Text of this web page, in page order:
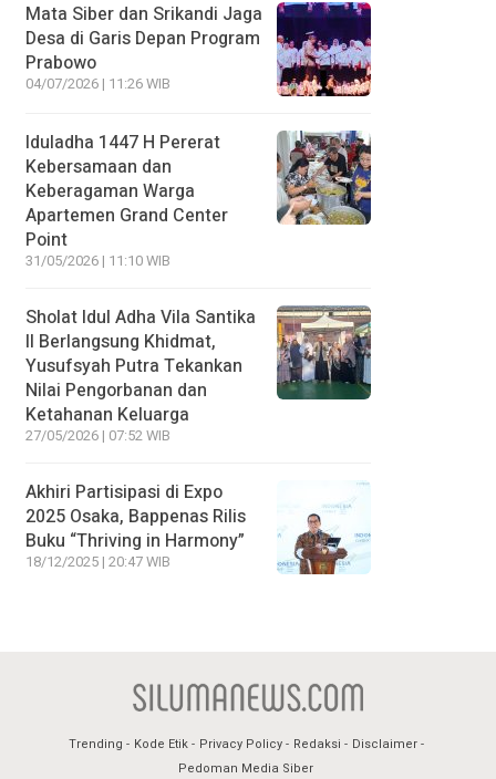
Mata Siber dan Srikandi Jaga
Desa di Garis Depan Program
Prabowo
04/07/2026 | 11:26 WIB
Iduladha 1447 H Pererat
Kebersamaan dan
Keberagaman Warga
Apartemen Grand Center
Point
31/05/2026 | 11:10 WIB
Sholat Idul Adha Vila Santika
II Berlangsung Khidmat,
Yusufsyah Putra Tekankan
Nilai Pengorbanan dan
Ketahanan Keluarga
27/05/2026 | 07:52 WIB
Akhiri Partisipasi di Expo
2025 Osaka, Bappenas Rilis
Buku “Thriving in Harmony”
18/12/2025 | 20:47 WIB
Trending Kode Etik Privacy Policy Redaksi
Disclaimer
Pedoman Media Siber